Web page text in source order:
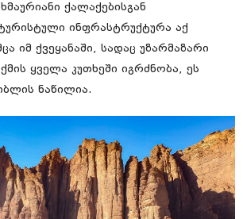
ქალაქებისგან
ინფრასტრუქტურა აქ
იმ ქვეყანაში, სადაც უზარმაზარი
ყველა კუთხეში იგრძნობა, ეს
ნაწილია.